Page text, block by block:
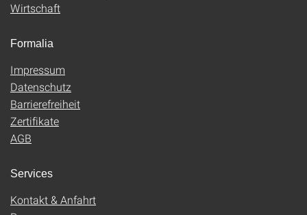
Wirtschaft
Formalia
Impressum
Datenschutz
Barrierefreiheit
Zertifikate
AGB
Services
Kontakt & Anfahrt